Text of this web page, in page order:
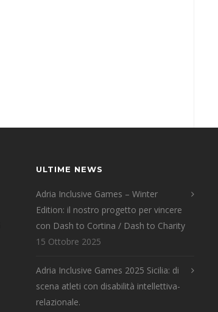
ULTIME NEWS
Adria Inclusive Games – Winter
Edition: il nostro progetto per vincere
con Dash to Cortina / Dash to Charity
15 Ottobre 2025
Adria Inclusive Games 2025 Sicilia: di
scena atleti con disabilità intellettiva-
relazionale.